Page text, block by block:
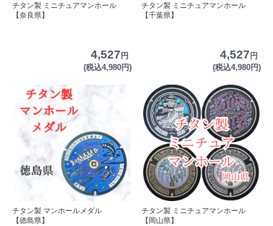
チタン製 ミニチュアマンホール
【奈良県】
4,527 円
(税込4,980円)
チタン製 ミニチュアマンホール
【千葉県】
4,527 円
(税込4,980円)
チタン製 マンホールメダル
【徳島県】
チタン製 ミニチュアマンホール
【岡山県】